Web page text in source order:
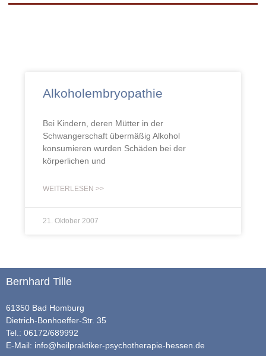
Alkoholembryopathie
Bei Kindern, deren Mütter in der
Schwangerschaft übermäßig Alkohol
konsumieren wurden Schäden bei der
körperlichen und
WEITERLESEN >>
21. Oktober 2007
Bernhard Tille
61350 Bad Homburg
Dietrich-Bonhoeffer-Str. 35
Tel.: 06172/689992
E-Mail: info@heilpraktiker-psychotherapie-hessen.de